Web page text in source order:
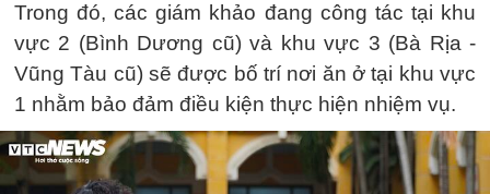
Trong đó, các giám khảo đang công tác tại khu
vực 2 (Bình Dương cũ) và khu vực 3 (Bà Rịa -
Vũng Tàu cũ) sẽ được bố trí nơi ăn ở tại khu vực
1 nhằm bảo đảm điều kiện thực hiện nhiệm vụ.